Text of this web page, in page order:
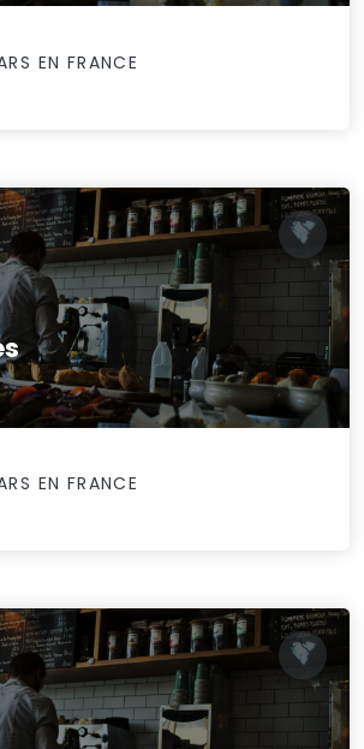
EN FRANCE
EN FRANCE